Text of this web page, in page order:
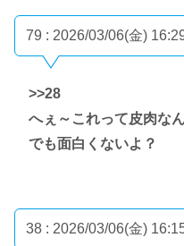
79 : 2026/03/06(金)
>>28
へぇ～これって皮肉な
でも面白くないよ？
38 : 2026/03/06(金)